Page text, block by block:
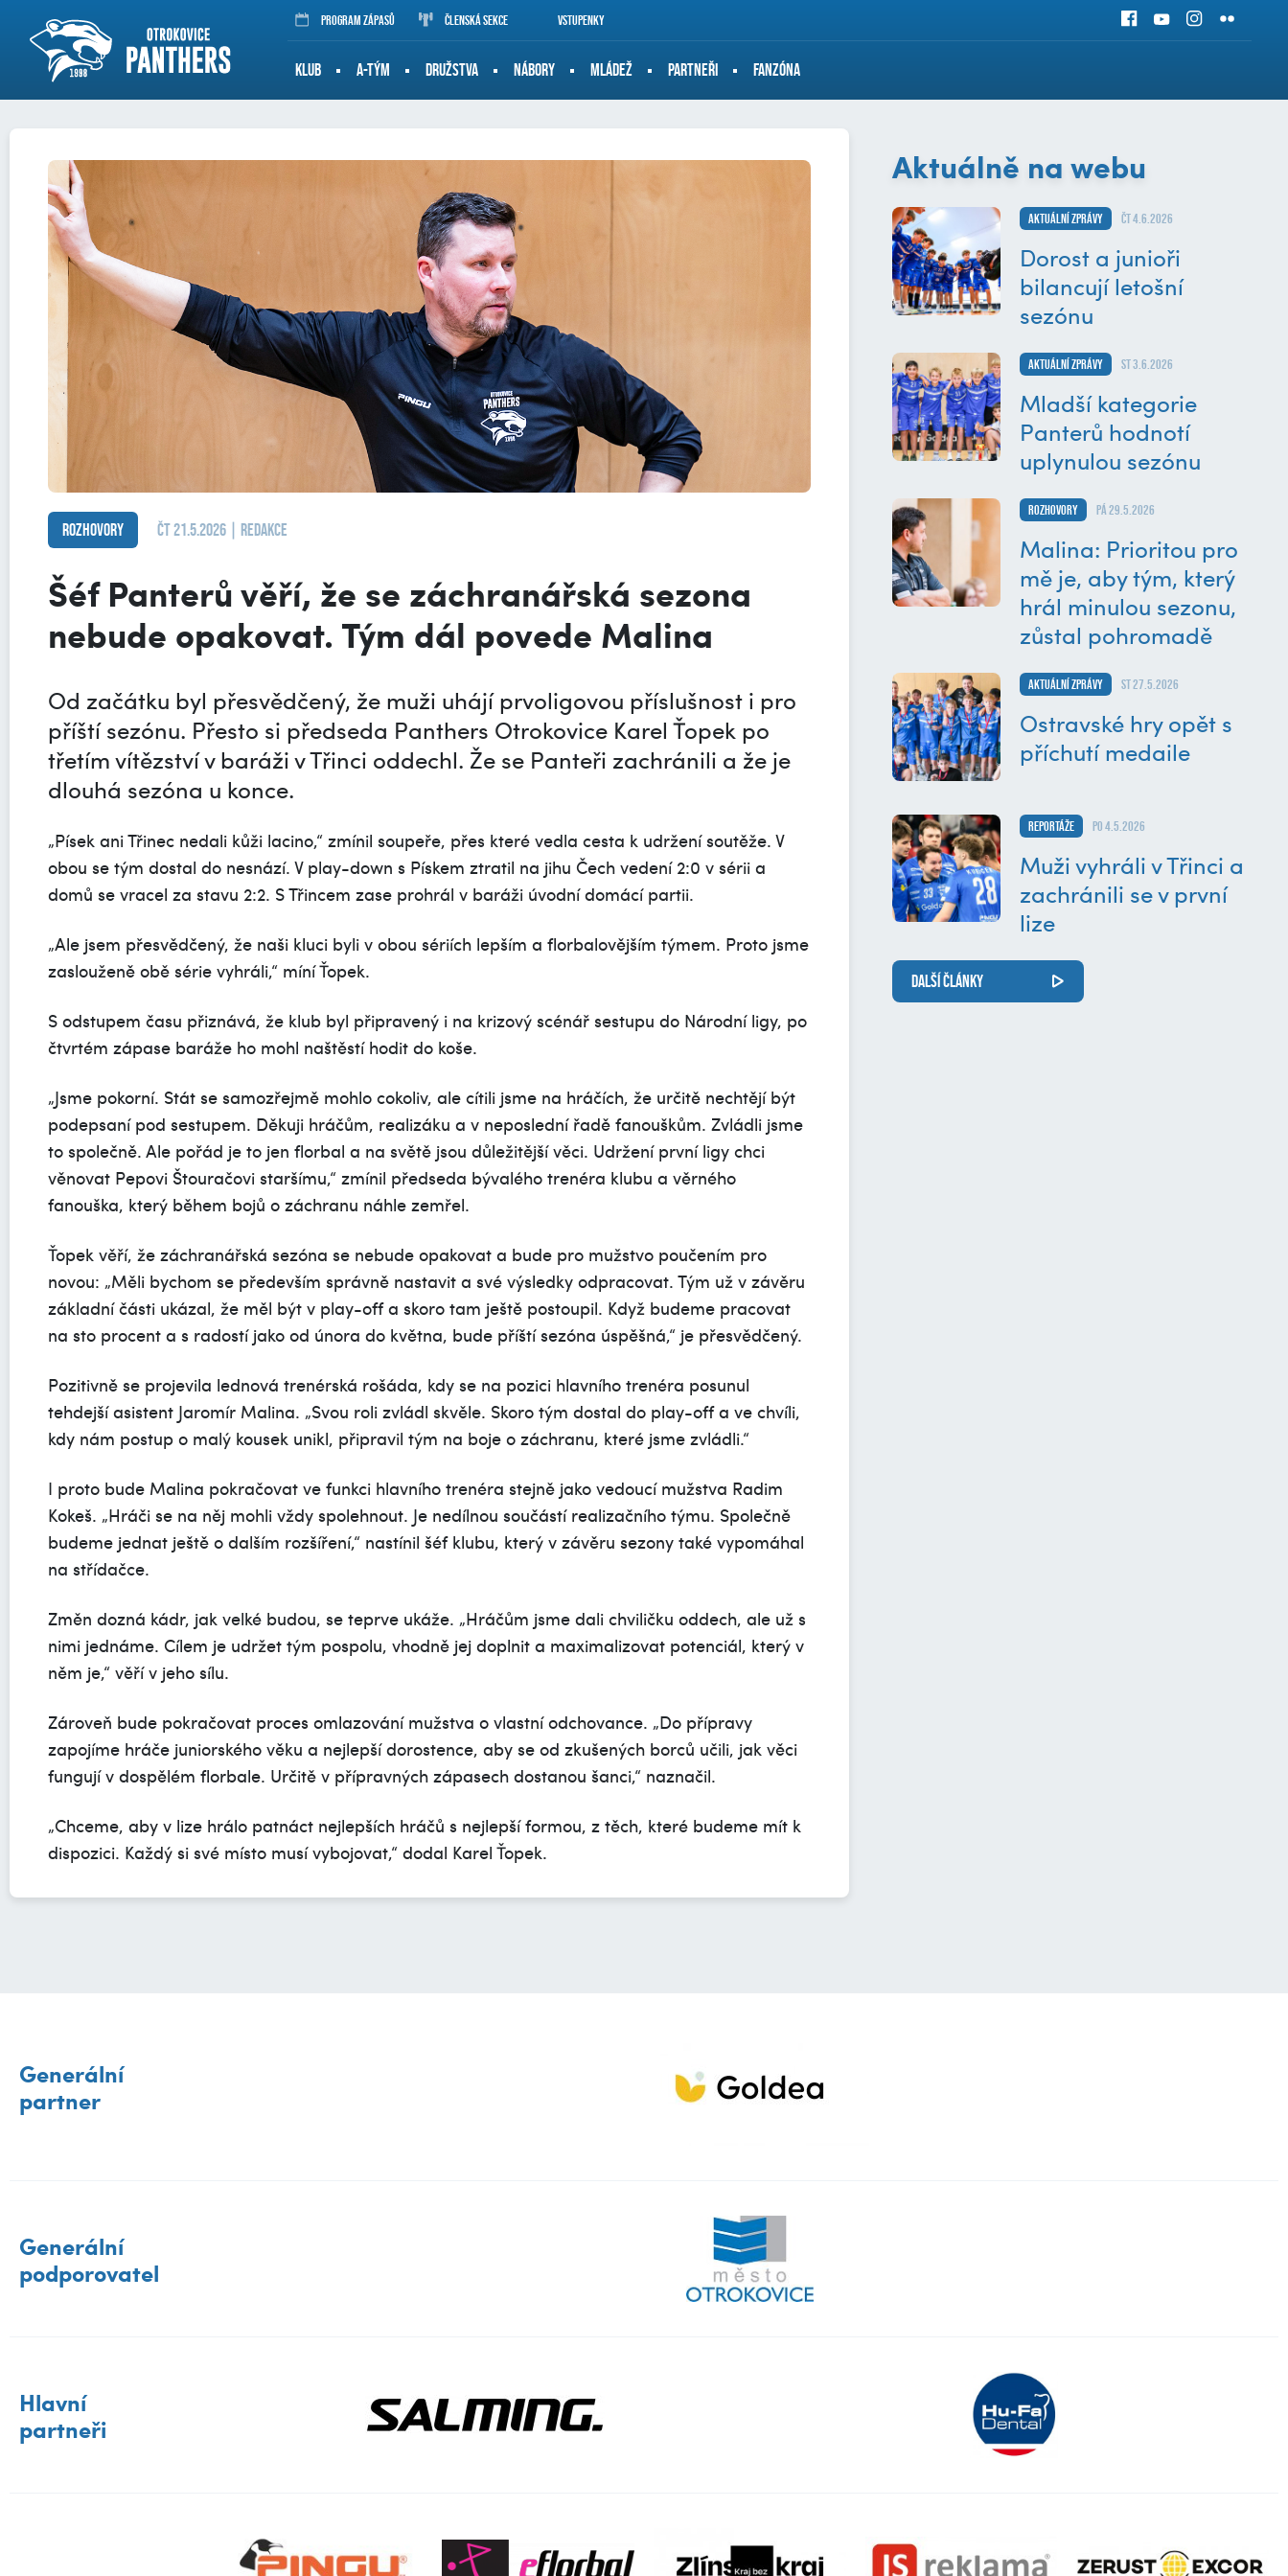
Program zápasů Členská sekce Vstupenky
KLUB A-TÝM DRUŽSTVA NÁBORY MLÁDEŽ PARTNEŘI FANZÓNA
Rozhovory čt 21.5.2026 | redakce
Šéf Panterů věří, že se záchranářská sezona
nebude opakovat. Tým dál povede Malina
Od začátku byl přesvědčený, že muži uhájí prvoligovou příslušnost i pro
příští sezónu. Přesto si předseda Panthers Otrokovice Karel Ťopek po
třetím vítězství v baráži v Třinci oddechl. Že se Panteři zachránili a že je
dlouhá sezóna u konce.
„Písek ani Třinec nedali kůži lacino,“ zmínil soupeře, přes které vedla cesta k udržení soutěže. V
obou se tým dostal do nesnází. V play-down s Pískem ztratil na jihu Čech vedení 2:0 v sérii a
domů se vracel za stavu 2:2. S Třincem zase prohrál v baráži úvodní domácí partii.
„Ale jsem přesvědčený, že naši kluci byli v obou sériích lepším a florbalovějším týmem. Proto jsme
zaslouženě obě série vyhráli,“ míní Ťopek.
S odstupem času přiznává, že klub byl připravený i na krizový scénář sestupu do Národní ligy, po
čtvrtém zápase baráže ho mohl naštěstí hodit do koše.
„Jsme pokorní. Stát se samozřejmě mohlo cokoliv, ale cítili jsme na hráčích, že určitě nechtějí být
podepsaní pod sestupem. Děkuji hráčům, realizáku a v neposlední řadě fanouškům. Zvládli jsme
to společně. Ale pořád je to jen florbal a na světě jsou důležitější věci. Udržení první ligy chci
věnovat Pepovi Štouračovi staršímu,“ zmínil předseda bývalého trenéra klubu a věrného
fanouška, který během bojů o záchranu náhle zemřel.
Ťopek věří, že záchranářská sezóna se nebude opakovat a bude pro mužstvo poučením pro
novou: „Měli bychom se především správně nastavit a své výsledky odpracovat. Tým už v závěru
základní části ukázal, že měl být v play-off a skoro tam ještě postoupil. Když budeme pracovat
na sto procent a s radostí jako od února do května, bude příští sezóna úspěšná,“ je přesvědčený.
Pozitivně se projevila lednová trenérská rošáda, kdy se na pozici hlavního trenéra posunul
tehdejší asistent Jaromír Malina. „Svou roli zvládl skvěle. Skoro tým dostal do play-off a ve chvíli,
kdy nám postup o malý kousek unikl, připravil tým na boje o záchranu, které jsme zvládli.“
I proto bude Malina pokračovat ve funkci hlavního trenéra stejně jako vedoucí mužstva Radim
Kokeš. „Hráči se na něj mohli vždy spolehnout. Je nedílnou součástí realizačního týmu. Společně
budeme jednat ještě o dalším rozšíření,“ nastínil šéf klubu, který v závěru sezony také vypomáhal
na střídačce.
Změn dozná kádr, jak velké budou, se teprve ukáže. „Hráčům jsme dali chviličku oddech, ale už s
nimi jednáme. Cílem je udržet tým pospolu, vhodně jej doplnit a maximalizovat potenciál, který v
něm je,“ věří v jeho sílu.
Zároveň bude pokračovat proces omlazování mužstva o vlastní odchovance. „Do přípravy
zapojíme hráče juniorského věku a nejlepší dorostence, aby se od zkušených borců učili, jak věci
fungují v dospělém florbale. Určitě v přípravných zápasech dostanou šanci,“ naznačil.
„Chceme, aby v lize hrálo patnáct nejlepších hráčů s nejlepší formou, z těch, které budeme mít k
dispozici. Každý si své místo musí vybojovat,“ dodal Karel Ťopek.
Aktuálně na webu
Aktuální zprávy čt 4.6.2026
Dorost a junioři
bilancují letošní
sezónu
Aktuální zprávy st 3.6.2026
Mladší kategorie
Panterů hodnotí
uplynulou sezónu
Rozhovory pá 29.5.2026
Malina: Prioritou pro
mě je, aby tým, který
hrál minulou sezonu,
zůstal pohromadě
Aktuální zprávy st 27.5.2026
Ostravské hry opět s
příchutí medaile
Reportáže po 4.5.2026
Muži vyhráli v Třinci a
zachránili se v první
lize
DALŠÍ ČLÁNKY
Generální
partner
Generální
podporovatel
Hlavní
partneři